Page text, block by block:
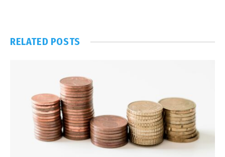
RELATED POSTS